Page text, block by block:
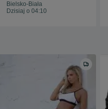
Bielsko-Biała
Dzisiaj o 04:10